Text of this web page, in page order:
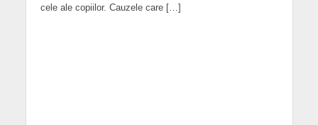
cele ale copiilor. Cauzele care […]